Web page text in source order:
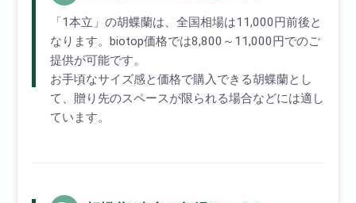
「1本立」の胡蝶蘭は、全国相場は11,000円前後と
なります。biotop価格では8,800～11,000円でのご
提供が可能です。
お手頃なサイズ感と価格で購入できる胡蝶蘭とし
て、贈り先のスペースが限られる場合などには適し
ています。